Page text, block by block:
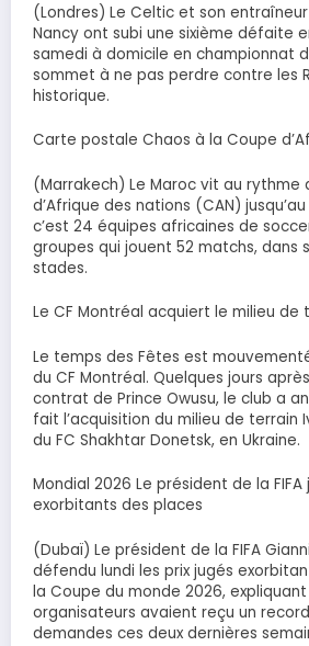
(Londres) Le Celtic et son
Nancy ont subi une sixième défaite
samedi à domicile en championnat
sommet à ne pas perdre contre les
historique.
Carte postale Chaos à la Coupe
(Marrakech) Le Maroc vit au rythme
d’Afrique des nations (CAN) jusqu’au
c’est 24 équipes africaines de
groupes qui jouent 52 matchs, dans
stades.
Le CF Montréal acquiert le milieu de
Le temps des Fêtes est
du CF Montréal. Quelques jours
contrat de Prince Owusu, le club a
fait l’acquisition du milieu de terrain
du FC Shakhtar Donetsk, en Ukraine.
Mondial 2026 Le président de la
exorbitants des places
(Dubaï) Le président de la FIFA
défendu lundi les prix jugés
la Coupe du monde 2026,
organisateurs avaient reçu un
demandes ces deux dernières